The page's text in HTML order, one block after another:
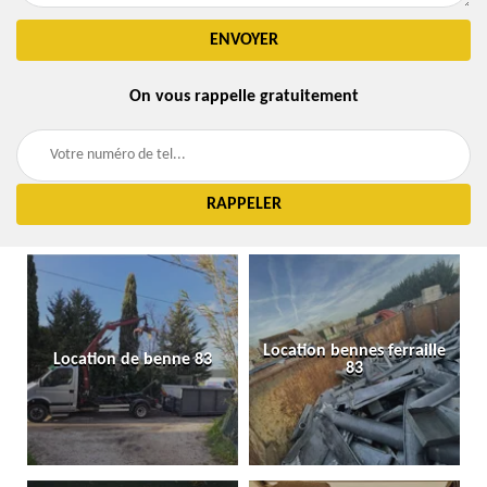
On vous rappelle gratuitement
Location de benne 83
Location bennes ferraille
83